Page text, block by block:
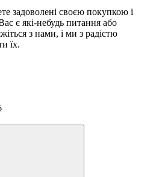
задоволені своєю покупкою і
є які-небудь питання або
з нами, і ми з радістю
їх.